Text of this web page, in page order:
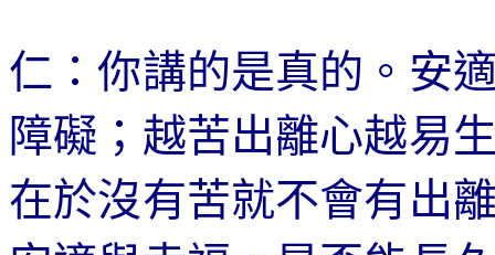
仁：你講的是真的。安
障礙；越苦出離心越易
在於沒有苦就不會有出